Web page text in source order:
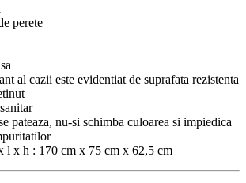
perete
al cazii este evidentiat de suprafata rezistenta
pateaza, nu-si schimba culoarea si impiedica
l x h : 170 cm x 75 cm x 62,5 cm